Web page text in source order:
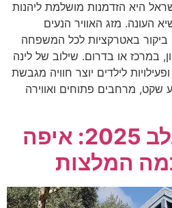
היא הזדמנות מושלמת ליהנות
העונה. מזג האוויר הנעים
ביקור באטרקציות לכל המשפחה
במרכז או בדרום. שילוב של לינה
לילדים יוצר חוויה מגבשת
שקט, מרחבים פתוחים ואווירה
לינה בדרום בלב 2025: איפה
המלצות